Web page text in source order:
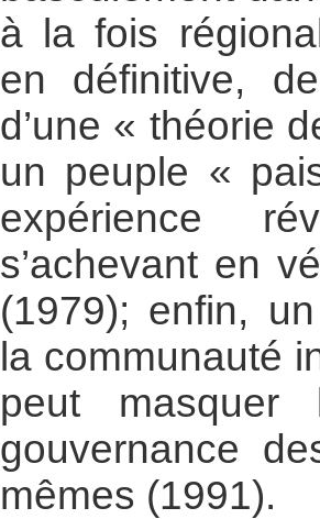
à la fois
en définitive,
d’une « théorie
un peuple «
expérience
s’achevant en
(1979); enfin,
la communauté
peut
gouvernance
mêmes (1991).